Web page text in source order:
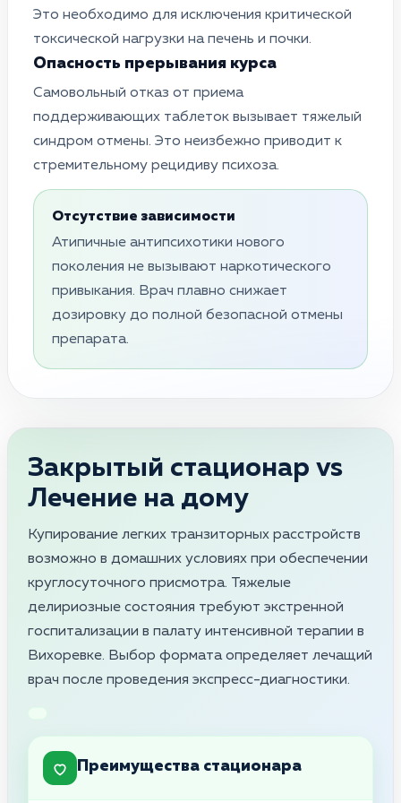
Это необходимо для исключения критической
токсической нагрузки на печень и почки.
Опасность прерывания курса
Самовольный отказ от приема
поддерживающих таблеток вызывает тяжелый
синдром отмены. Это неизбежно приводит к
стремительному рецидиву психоза.
Отсутствие зависимости
Атипичные антипсихотики нового
поколения не вызывают наркотического
привыкания. Врач плавно снижает
дозировку до полной безопасной отмены
препарата.
Закрытый стационар vs
Лечение на дому
Купирование легких транзиторных расстройств
возможно в домашних условиях при обеспечении
круглосуточного присмотра. Тяжелые
делириозные состояния требуют экстренной
госпитализации в палату интенсивной терапии в
Вихоревке. Выбор формата определяет лечащий
врач после проведения экспресс-диагностики.
Преимущества стационара